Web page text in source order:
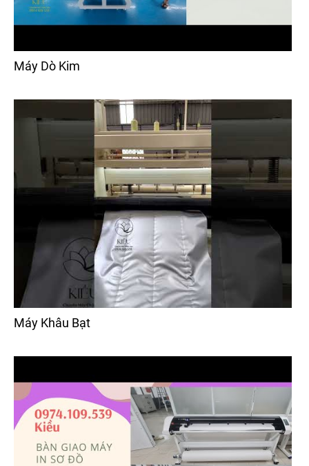
Máy Dò Kim
Máy Khâu Bạt